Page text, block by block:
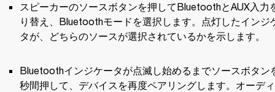
スピーカーのソースボタンを押してBluetoothとAUX入力
り替え、Bluetoothモードを選択します。点灯したインジ
タが、どちらのソースが選択されているかを示します。
Bluetoothインジケータが点滅し始めるまでソースボタン
秒間押して、デバイスを再度ペアリングします。オーデ